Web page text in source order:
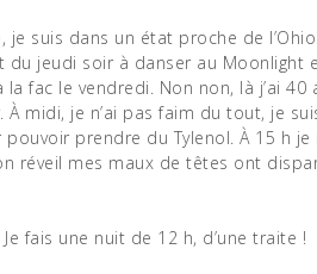
je suis dans un état proche de
du jeudi soir à danser au Moonlight
fac le vendredi. Non non, là j’ai
À midi, je n’ai pas faim du tout, je
prendre du Tylenol. À 15 h je
réveil mes maux de têtes ont
fais une nuit de 12 h, d’une traite !